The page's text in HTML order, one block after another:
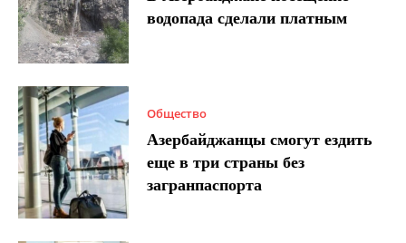
водопада сделали платным
Общество
Азербайджанцы смогут ездить
еще в три страны без
загранпаспорта